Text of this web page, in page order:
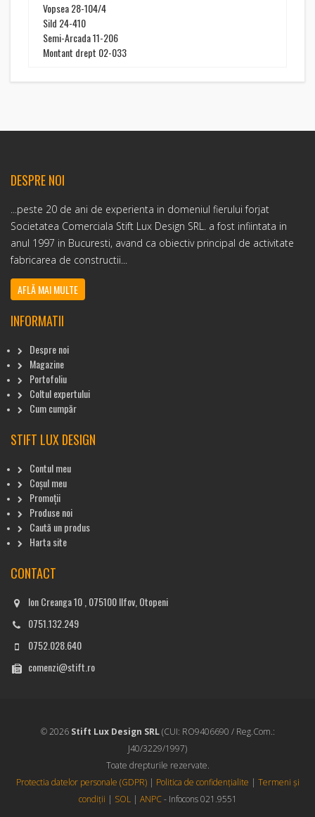
Vopsea 28-104/4
Sild 24-410
Semi-Arcada 11-206
Montant drept 02-033
DESPRE NOI
...peste 20 de ani de experienta in domeniul fierului forjat
Societatea Comerciala Stift Lux Design SRL. a fost infiintata in
anul 1997 in Bucuresti, avand ca obiectiv principal de activitate
fabricarea de constructii...
AFLĂ MAI MULTE
INFORMATII
Despre noi
Magazine
Portofoliu
Coltul expertului
Cum cumpăr
STIFT LUX DESIGN
Contul meu
Coșul meu
Promoții
Produse noi
Caută un produs
Harta site
CONTACT
Ion Creanga 10 , 075100 Ilfov, Otopeni
0751.132.249
0752.028.640
comenzi@stift.ro
© 2026 Stift Lux Design SRL(CUI: RO9406690 / Reg.Com.:
J40/3229/1997)
Toate drepturile rezervate.
Protectia datelor personale (GDPR)| Politica de confidențialite | Termeni și
condiții | SOL| ANPC- Infocons 021.9551